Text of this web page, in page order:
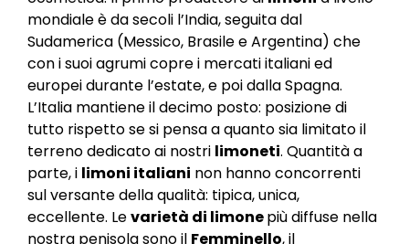
mondiale è da secoli l’India, seguita dal
Sudamerica (Messico, Brasile e Argentina) che
con i suoi agrumi copre i mercati italiani ed
europei durante l’estate, e poi dalla Spagna.
L’Italia mantiene il decimo posto: posizione di
tutto rispetto se si pensa a quanto sia limitato il
terreno dedicato ai nostri limoneti. Quantità a
parte, i limoni italiani non hanno concorrenti
sul versante della qualità: tipica, unica,
eccellente. Levarietà di limonepiù diffuse nella
nostra penisola sono il Femminello, il